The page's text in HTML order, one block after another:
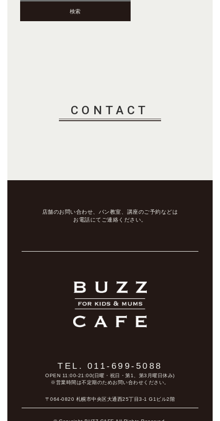
CONTACT
店舗のお問い合わせ、パン教室、講座のご予約などは
お電話にてご連絡ください。
TEL. 011-699-5088
OPEN 11:00-21:00(日曜・祝日・第1、第3月曜日休み)
※営業時間は不定期のためお問い合わせください。
〒064-0820 札幌市中央区大通西25丁目3-1 G1ビル2階